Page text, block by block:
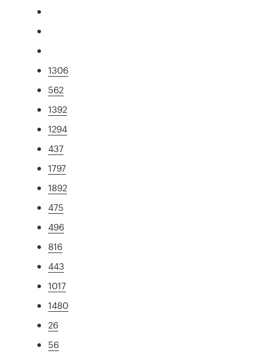
1306
562
1392
1294
437
1797
1892
475
496
816
443
1017
1480
26
56